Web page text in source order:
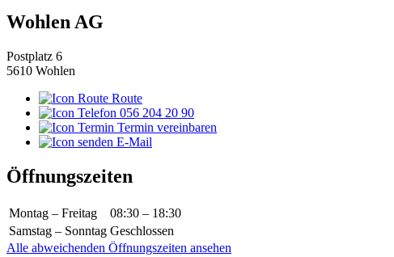
Wohlen AG
Postplatz 6
5610 Wohlen
Route
056 204 20 90
Termin vereinbaren
E-Mail
Öffnungszeiten
Montag – Freitag
08:30 – 18:30
Samstag – Sonntag Geschlossen
Alle abweichenden Öffnungszeiten ansehen